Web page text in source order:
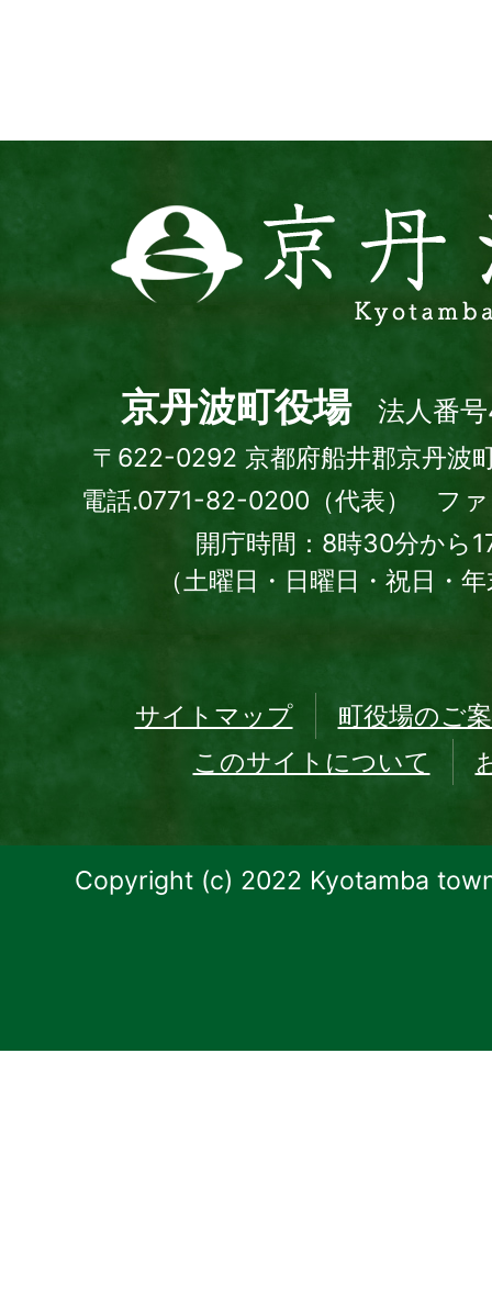
丹
波
town
京丹波町役場 法人番
〒622-0292 京都府船井郡京丹波
電話.0771-82-0200（代表） フ
開庁時間：8時30分から
（土曜日・日曜日・祝日・
サイトマップ
町役場のご
このサイトについて
Copyright (c) 2022 Kyotamba